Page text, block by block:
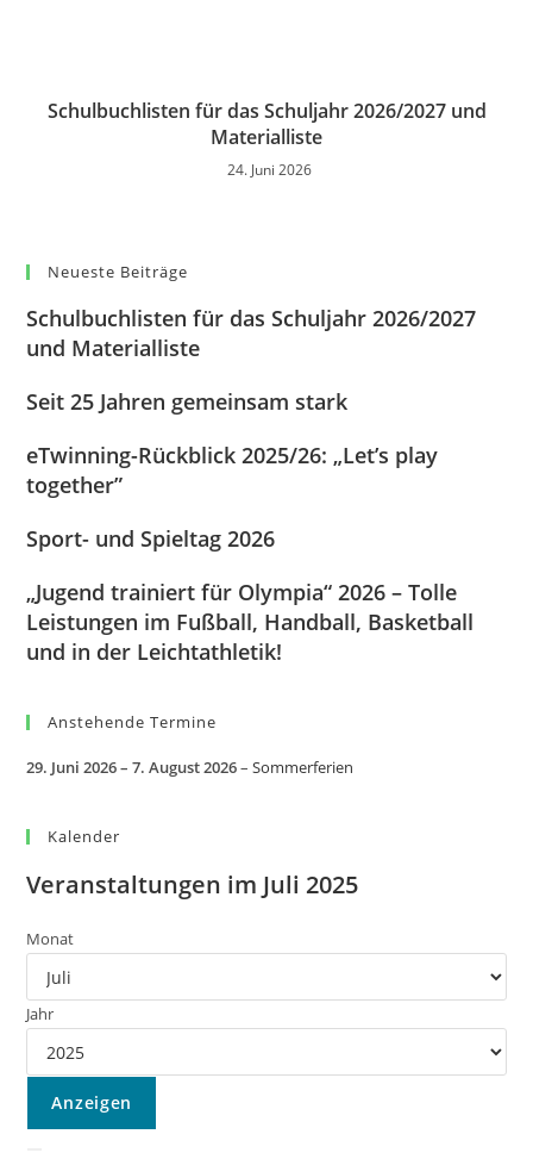
Schulbuchlisten für das Schuljahr 2026/2027 und
Materialliste
24. Juni 2026
Neueste Beiträge
Schulbuchlisten für das Schuljahr 2026/2027
und Materialliste
Seit 25 Jahren gemeinsam stark
eTwinning-Rückblick 2025/26: „Let’s play
together”
Sport- und Spieltag 2026
„Jugend trainiert für Olympia“ 2026 – Tolle
Leistungen im Fußball, Handball, Basketball
und in der Leichtathletik!
Anstehende Termine
29. Juni 2026– 7. August 2026–Sommerferien
Kalender
Veranstaltungen im Juli 2025
Monat
Jahr